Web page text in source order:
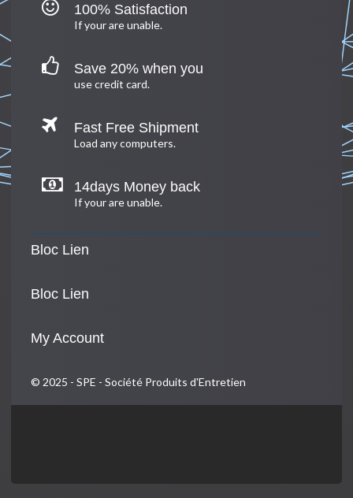
100% Satisfaction
If your are unable.
Save 20% when you
use credit card.
Fast Free Shipment
Load any computers.
14days Money back
If your are unable.
Bloc Lien
Bloc Lien
My Account
© 2025 - SPE - Société Produits d'Entretien